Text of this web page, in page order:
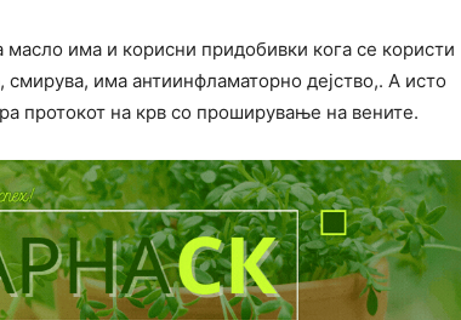
масло има и корисни придобивки кога се користи
има антиинфламаторно дејство,. А исто
протокот на крв со проширување на вените.